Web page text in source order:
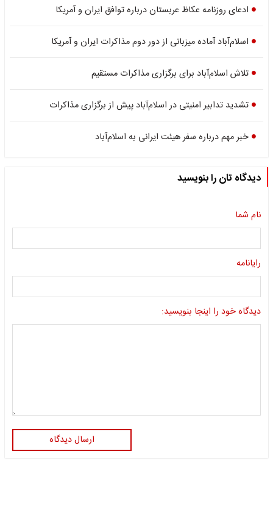
ادعای روزنامه عکاظ عربستان درباره توافق ایران و آمریکا
اسلام‌آباد آماده میزبانی از دور دوم مذاکرات ایران و آمریکا
تلاش اسلام‌آباد برای برگزاری مذاکرات مستقیم
تشدید تدابیر امنیتی در اسلام‌آباد پیش از برگزاری مذاکرات
خبر مهم درباره سفر هیئت ایرانی به اسلام‌آباد
دیدگاه تان را بنویسید
نام شما
رایانامه
دیدگاه خود را اینجا بنویسید:
ارسال دیدگاه